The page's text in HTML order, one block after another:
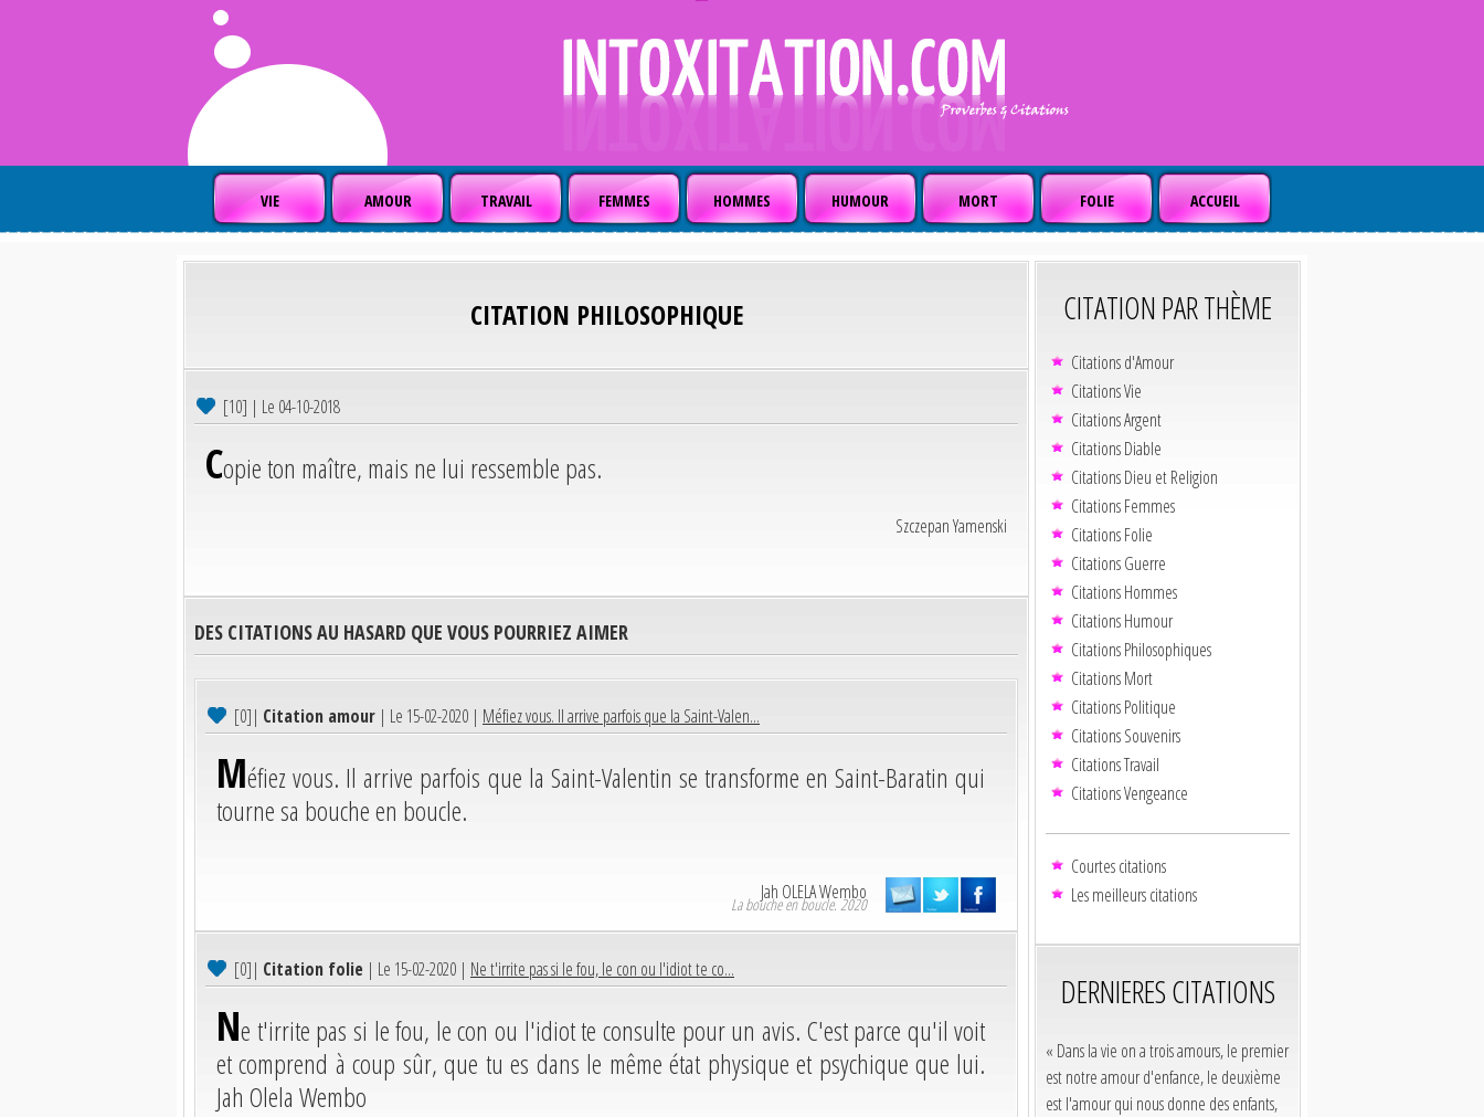
VIE AMOUR TRAVAIL FEMMES HOMMES HUMOUR MORT FOLIE ACCUEIL
CITATION PHILOSOPHIQUE
[10] | Le 04-10-2018
Copie ton maître, mais ne lui ressemble pas.
Szczepan Yamenski
DES CITATIONS AU HASARD QUE VOUS POURRIEZ AIMER
[0]| Citation amour | Le 15-02-2020 | Méfiez vous. Il arrive parfois que la Saint-Valen...
Méfiez vous. Il arrive parfois que la Saint-Valentin se transforme en Saint-Baratin qui
tourne sa bouche en boucle.
Jah OLELA Wembo
La bouche en boucle. 2020
[0]| Citation folie | Le 15-02-2020 | Ne t'irrite pas si le fou, le con ou l'idiot te co...
Ne t'irrite pas si le fou, le con ou l'idiot te consulte pour un avis. C'est parce qu'il voit
et comprend à coup sûr, que tu es dans le même état physique et psychique que lui.
Jah Olela Wembo
CITATION PAR THÈME
Citations d'Amour
Citations Vie
Citations Argent
Citations Diable
Citations Dieu et Religion
Citations Femmes
Citations Folie
Citations Guerre
Citations Hommes
Citations Humour
Citations Philosophiques
Citations Mort
Citations Politique
Citations Souvenirs
Citations Travail
Citations Vengeance
Courtes citations
Les meilleurs citations
DERNIERES CITATIONS
« Dans la vie on a trois amours, le premier
est notre amour d'enfance, le deuxième
est l'amour qui nous donne des enfants,